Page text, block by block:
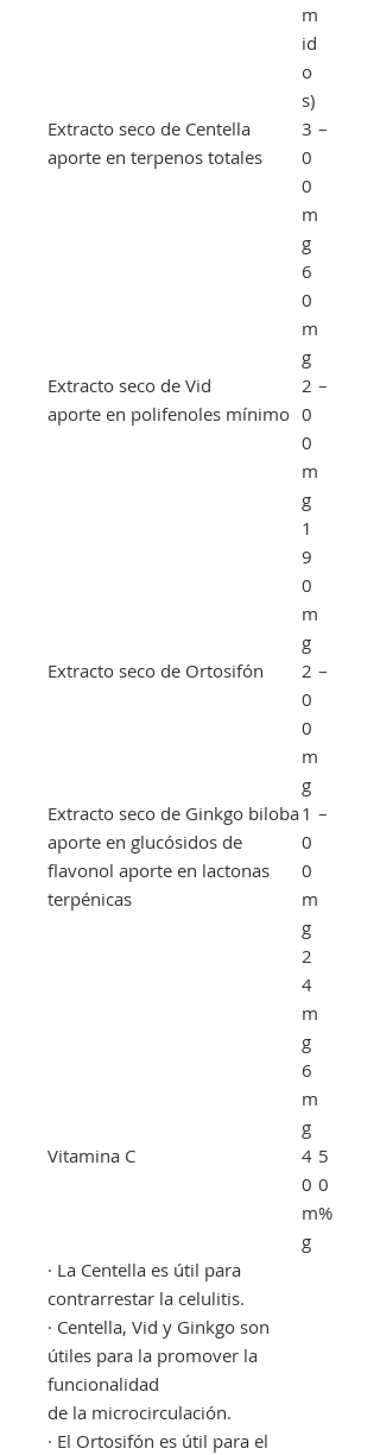
m
id
o
s)
Extracto seco de Centella
aporte en terpenos totales
3
0
0
m
g
6
0
m
g
–
Extracto seco de Vid
aporte en polifenoles mínimo
2
0
0
m
g
1
9
0
m
g
–
Extracto seco de Ortosifón
2
0
0
m
g
–
Extracto seco de Ginkgo biloba
aporte en glucósidos de
flavonol aporte en lactonas
terpénicas
1
0
0
m
g
2
4
m
g
6
m
g
–
Vitamina C
4
0
m
g
5
0
%
· La Centella es útil para
contrarrestar la celulitis.
· Centella, Vid y Ginkgo son
útiles para la promover la
funcionalidad
de la microcirculación.
· El Ortosifón es útil para el